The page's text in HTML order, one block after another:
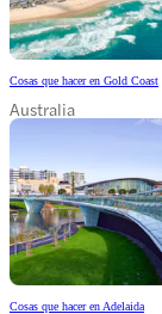
Cosas que hacer en Gold Coast
Australia
Cosas que hacer en Adelaida